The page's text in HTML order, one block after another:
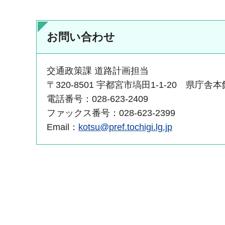
お問い合わせ
交通政策課 道路計画担当
〒320-8501 宇都宮市塙田1-1-20 県庁舎本
電話番号：028-623-2409
ファックス番号：028-623-2399
Email： kotsu@pref.tochigi.lg.jp